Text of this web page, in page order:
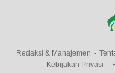
Redaksi & Manajemen
Kebijakan Privasi